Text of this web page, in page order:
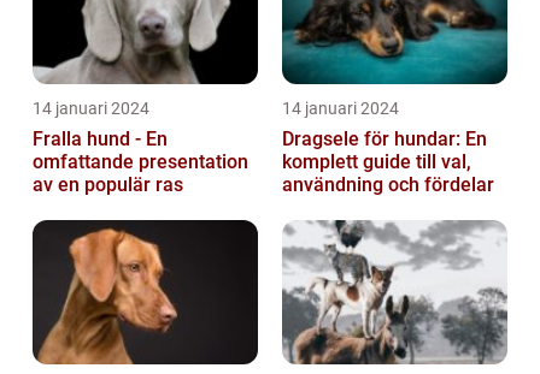
14 januari 2024
Fralla hund - En
omfattande presentation
av en populär ras
14 januari 2024
Dragsele för hundar: En
komplett guide till val,
användning och fördelar